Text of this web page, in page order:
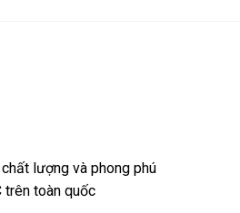
lượng và phong phú
trên toàn quốc